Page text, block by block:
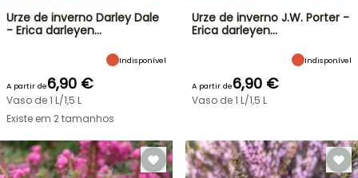
Urze de inverno Darley Dale
- Erica darleyen…
Indisponível
A partir de6,90 €
Vaso de 1 L/1,5 L
Existe em 2 tamanhos
Urze de inverno J.W. Porter -
Erica darleyen…
Indisponível
A partir de6,90 €
Vaso de 1 L/1,5 L